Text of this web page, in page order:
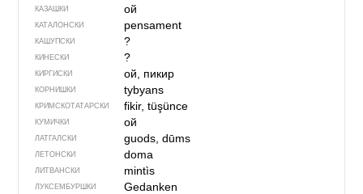
КАЗАШКИ ой
КАТАЛОНСКИ pensament
КАШУПСКИ ?
КИНЕСКИ ?
КИРГИСКИ ой, пикир
КОРНИШКИ tybyans
КРИМСКОТАТАРСКИ fikir, tüşünce
КУМИЧКИ ой
ЛАТГАЛСКИ guods, dūms
ЛЕТОНСКИ doma
ЛИТВАНСКИ mintìs
ЛУКСЕМБУРШКИ Gedanken